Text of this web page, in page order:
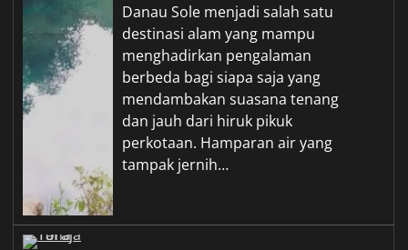
Danau Sole menjadi salah satu
destinasi alam yang mampu
menghadirkan pengalaman
berbeda bagi siapa saja yang
mendambakan suasana tenang
dan jauh dari hiruk pikuk
perkotaan. Hamparan air yang
tampak jernih…